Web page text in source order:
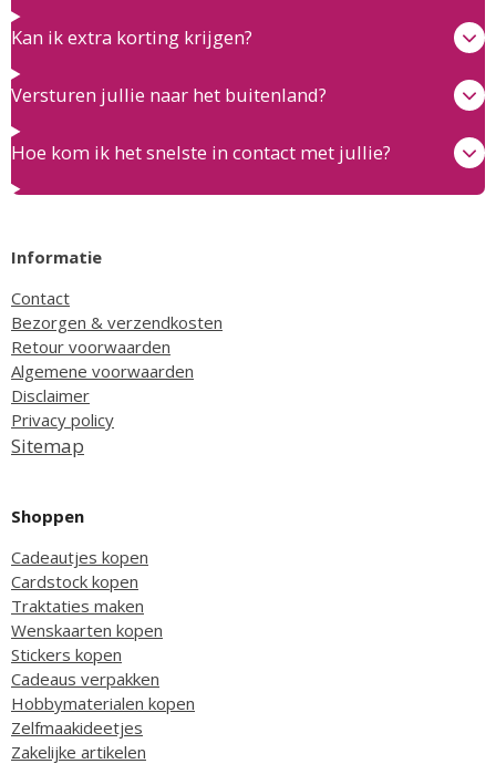
Kan ik extra korting krijgen?
Versturen jullie naar het buitenland?
Hoe kom ik het snelste in contact met jullie?
Informatie
Contact
Bezorgen & verzendkosten
Retour voorwaarden
Algemene voorwaarden
Disclaimer
Privacy policy
Sitemap
Shoppen
Cadeautjes kopen
Cardstock kopen
Traktaties maken
Wenskaarten kopen
Stickers kopen
Cadeaus verpakken
Hobbymaterialen kopen
Zelfmaakideetjes
Zakelijke artikelen